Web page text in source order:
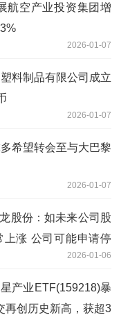
航空产业投资集团增
2026-01-07
料制品有限公司成立
2026-01-07
希望转会至与大巴黎
2026-01-07
股份：如未来公司股
上涨 公司可能申请停
2026-01-06
产业ETF(159218)暴
再创历史新高，获超3